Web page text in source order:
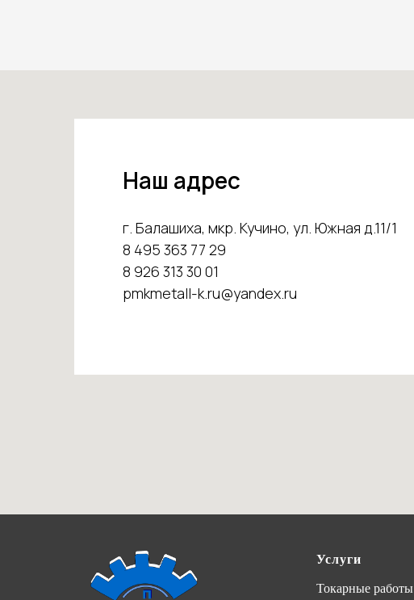
Наш адрес
г. Балашиха, мкр. Кучино, ул. Южная д.11/1
8 495 363 77 29
8 926 313 30 01
pmkmetall-k.ru@yandex.ru
Услуги
Токарные работы